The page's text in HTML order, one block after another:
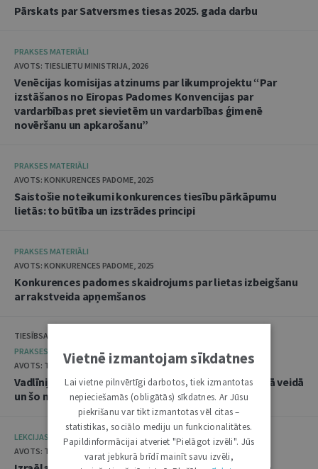
Pārskats par Satversmes tiesas 2025. gada darbu
PRAKSES MATERIĀLI
AVOTS: TIESLIETU MINISTRIJA, 2026
Venēcijas komisijas atzinums par likumprojektu “Par
izstāšanos no Eiropas Padomes Konvencijas par
vardarbības pret sievietēm un vardarbības ģimenē
novēršanu un apkarošanu”
PRAKSES MATERIĀLI
AVOTS: KONKURENCES PADOME, 2025
Saistošie noteikumi konkurences tiesību pārkāpumu
lietās: to būtība un izstrādes principi
PRAKSES MATERIĀLI
AVOTS: KONKURENCES PADOME, 2025
Konkurences padomes skaidrojums par lietas izbeigšanu
ar rakstveida apņemšanos
TIESĪBSARGA BIROJS, DATU VALSTS INSPEKCIJA
PRAKSES MATERIĀLI
AVOTS: TIESĪBSARGA BIROJS, 2025
Vadlīnijas "Amatpersonu datu apstrāde audiovizuālā veidā
un šo materiālu publicēšana"
LEKCIJAS
AVOTS: TIESLIETU AKADĒMIJA, 2025
Vietnē izmantojam sīkdatnes
Lai vietne pilnvērtīgi darbotos, tiek izmantotas
nepieciešamās (obligātās) sīkdatnes. Ar Jūsu
piekrišanu var tikt izmantotas vēl citas –
statistikas, sociālo mediju un funkcionalitātes.
Papildinformācijai atveriet "Pielāgot izvēli". Jūs
varat jebkurā brīdī mainīt savu izvēli,